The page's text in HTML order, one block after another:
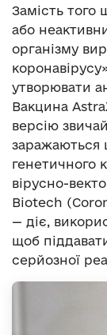
Замість того
або
організму
утворювати
Вакцина
версію
заражаються
генетичного
вірусно-
Biotech
— діє,
щоб
серйозної